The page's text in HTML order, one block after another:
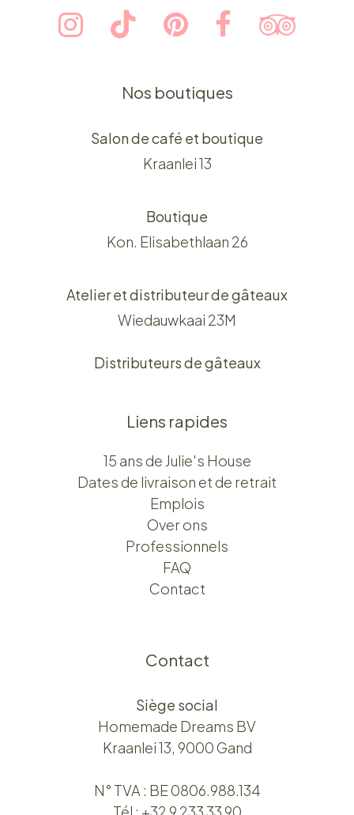
Nos boutiques
Salon de café et boutique
Kraanlei 13
Boutique
Kon. Elisabethlaan 26
Atelier et distributeur de gâteaux
Wiedauwkaai 23M
Distributeurs de gâteaux
Liens rapides
15 ans de Julie's House
Dates de livraison et de retrait
Emplois
Over ons​​
Professionnels
FAQ
Contact
Contact
Siège social
Homemade Dreams BV
Kraanlei 13, 9000 Gand
N° TVA : BE 0806.988.134